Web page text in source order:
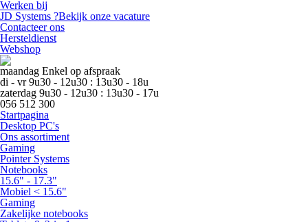
Werken bij
JD Systems ?Bekijk onze vacature
Contacteer ons
Hersteldienst
Webshop
maandag Enkel op afspraak
di - vr 9u30 - 12u30 : 13u30 - 18u
zaterdag 9u30 - 12u30 : 13u30 - 17u
056 512 300
Startpagina
Desktop PC's
Ons assortiment
Gaming
Pointer Systems
Notebooks
15.6" - 17.3"
Mobiel < 15.6"
Gaming
Zakelijke notebooks